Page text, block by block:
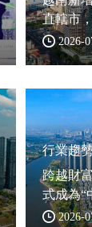
直轄市
大型自
2026-
行業趨
跨越財
式成為“
2026-